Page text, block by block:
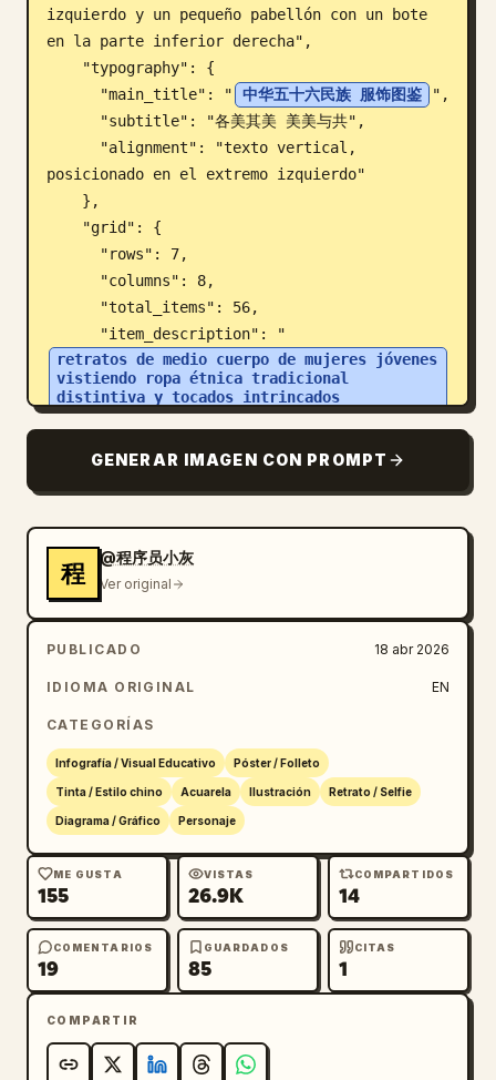
izquierdo y un pequeño pabellón con un bote
en la parte inferior derecha",
      "main_title": "
中华五十六民族 服饰图鉴
",
posicionado en el extremo izquierdo"
      "item_description": "
retratos de medio cuerpo de mujeres jóvenes
vistiendo ropa étnica tradicional
distintiva y tocados intrincados
      "labels": [
        "布依族", "朝鲜族", "满族", "侗族", "瑶
族", "白族", "土家族", "哈尼族",
        "哈萨克族", "傣族", "黎族", "傈僳族",
        "羌族", "布朗族", "撒拉族", "毛南族",
"仡佬族", "锡伯族", "阿昌族", "普米族",
族", "鄂温克族", "德昂族", "保安族", "裕固族",
        "京族", "塔塔尔族", "独龙族", "鄂伦春
族", "赫哲族", "门巴族", "珞巴族", "基诺族"
      ]
    }
  }
}
GENERAR IMAGEN CON PROMPT
程
@程序员小灰
Ver original
PUBLICADO 18 abr 2026
IDIOMA ORIGINAL EN
CATEGORÍAS
Infografía / Visual Educativo Póster / Folleto
Tinta / Estilo chino Acuarela Ilustración Retrato / Selfie
Diagrama / Gráfico Personaje
ME GUSTA
155
VISTAS
26.9K
COMPARTIDOS
14
COMENTARIOS
19
GUARDADOS
85
CITAS
1
COMPARTIR